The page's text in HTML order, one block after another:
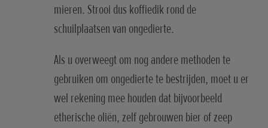
mieren. Strooi dus koffiedik rond de
schuilplaatsen van ongedierte.
Als u overweegt om nog andere methoden te
gebruiken om ongedierte te bestrijden, moet u er
wel rekening mee houden dat bijvoorbeeld
etherische oliën, zelf gebrouwen bier of zeep